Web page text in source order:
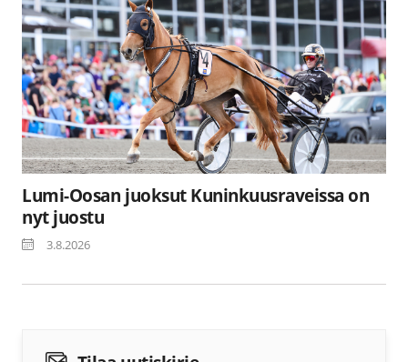
Lumi-Oosan juoksut Kuninkuusraveissa on
nyt juostu
3.8.2026